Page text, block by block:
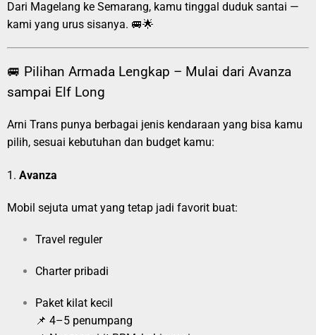
Dari Magelang ke Semarang, kamu tinggal duduk santai —
kami yang urus sisanya. 🚐🌟
🚐 Pilihan Armada Lengkap – Mulai dari Avanza
sampai Elf Long
Arni Trans punya berbagai jenis kendaraan yang bisa kamu
pilih, sesuai kebutuhan dan budget kamu:
1. Avanza
Mobil sejuta umat yang tetap jadi favorit buat:
Travel reguler
Charter pribadi
Paket kilat kecil
📌 4–5 penumpang